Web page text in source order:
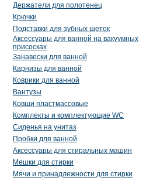
Держатели для полотенец
Крючки
Подставки для зубных щеток
Аксессуары для ванной на вакуумных
присосках
Занавески для ванной
Карнизы для ванной
Коврики для ванной
Вантузы
Ковши пластмассовые
Комплекты и комплектующие WC
Сиденья на унитаз
Пробки для ванной
Аксессуары для стиральных машин
Мешки для стирки
Мячи и принадлежности для стирки